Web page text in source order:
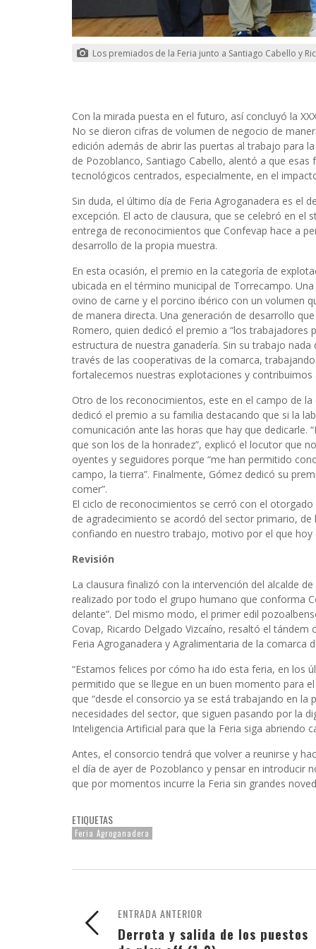
Los premiados de la Feria junto a Santiago Cabello y
Con la mirada puesta en el futuro, así concluyó la
No se dieron cifras de volumen de negocio de
edición además de abrir las puertas al trabajo para
de Pozoblanco, Santiago Cabello, alentó a que
tecnológicos centrados, especialmente, en el
Sin duda, el último día de Feria Agroganadera es el
excepción. El acto de clausura, que se celebró en
entrega de reconocimientos que Confevap hace a
desarrollo de la propia muestra.
En esta ocasión, el premio en la categoría de
ubicada en el término municipal de Torrecampo.
ovino de carne y el porcino ibérico con un volumen
de manera directa. Una generación de desarrollo
Romero, quien dedicó el premio a “los
estructura de nuestra ganadería. Sin su trabajo
través de las cooperativas de la comarca,
fortalecemos nuestras explotaciones y
Otro de los reconocimientos, este en el campo de
dedicó el premio a su familia destacando que si la
comunicación ante las horas que hay que
que son los de la honradez”, explicó el locutor que
oyentes y seguidores porque “me han permitido
campo, la tierra”. Finalmente, Gómez dedicó su
comer”.
El ciclo de reconocimientos se cerró con el
de agradecimiento se acordó del sector primario,
confiando en nuestro trabajo, motivo por el que hoy
Revisión
La clausura finalizó con la intervención del alcalde
realizado por todo el grupo humano que conforma
delante”. Del mismo modo, el primer edil
Covap, Ricardo Delgado Vizcaíno, resaltó el
Feria Agroganadera y Agralimentaria de la comarca
“Estamos felices por cómo ha ido esta feria, en los
permitido que se llegue en un buen momento para
que “desde el consorcio ya se está trabajando en
necesidades del sector, que siguen pasando por la
Inteligencia Artificial para que la Feria siga abriendo
Antes, el consorcio tendrá que volver a reunirse y
el día de ayer de Pozoblanco y pensar en introducir
que por momentos incurre la Feria sin grandes
ETIQUETAS
Feria Agroganadera
ENTRADA ANTERIOR
Derrota y salida de los puestos